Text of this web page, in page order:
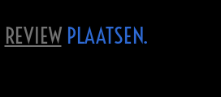
REVIEWPLAATSEN.